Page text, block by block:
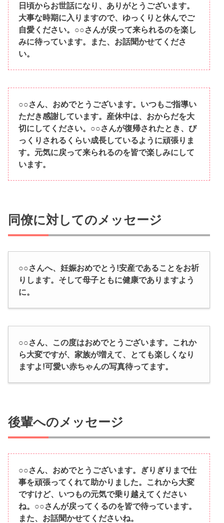
日頃からお世話になり、ありがとうございます。
大事な時期に入りますので、ゆっくりと休んでご
自愛ください。○○さんが戻って来られるのを楽し
みに待っています。また、お話聞かせてくださ
い。
○○さん、おめでとうございます。いつもご指導い
ただき感謝しています。産休中は、おからだを大
切にしてください。○○さんが復帰されたとき、び
っくりされるくらい成長しているように頑張りま
す。元気に戻って来られるのを皆で楽しみにして
います。
同僚に対してのメッセージ
○○さんへ、妊娠おめでとう!安産であることをお祈
りします。そして母子ともに健康でありますよう
に。
○○さん、この度はおめでとうございます。これか
ら大変ですが、家族が増えて、とても楽しくなり
ますよ!可愛い赤ちゃんの写真待ってます。
後輩へのメッセージ
○○さん、おめでとうございます。ぎりぎりまで仕
事を頑張ってくれて助かりました。これから大変
ですけど、いつもの元気で乗り越えてください
ね。○○さんが戻ってくるのを皆で待っています。
また、お話聞かせてくださいね。